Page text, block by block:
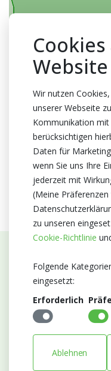
Abonnieren Sie
Bleiben Sie auf dem
Entwicklungen von
Website
Wir nutzen
unserer Webseite
Kommunikation mit
berücksichtigen
Daten für
wenn Sie uns Ihre
jederzeit mit
(Meine
zu unseren
Cookie-Richtlinie
Folgende
eingesetzt:
Erforderlich
Ablehnen